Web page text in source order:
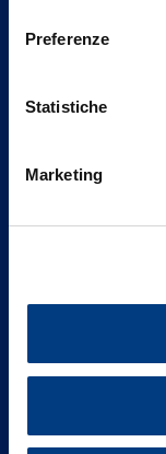
Preferenze
Statistiche
Marketing
Vittoria
Governance